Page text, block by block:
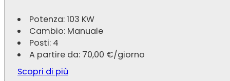
Potenza: 103 KW
Cambio: Manuale
Posti: 4
A partire da: 70,00 €/giorno
Scopri di più